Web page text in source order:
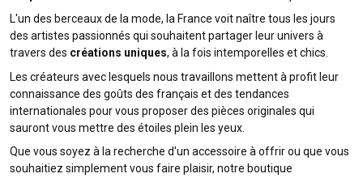
L'un des berceaux de la mode, la France voit naître tous les jours
des artistes passionnés qui souhaitent partager leur univers à
travers des créations uniques, à la fois intemporelles et chics.
Les créateurs avec lesquels nous travaillons mettent à profit leur
connaissance des goûts des français et des tendances
internationales pour vous proposer des pièces originales qui
sauront vous mettre des étoiles plein les yeux.
Que vous soyez à la recherche d'un accessoire à offrir ou que vous
souhaitiez simplement vous faire plaisir, notre boutique